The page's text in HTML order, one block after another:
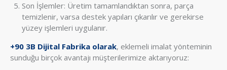
Son İşlemler: Üretim tamamlandıktan sonra, parça
temizlenir, varsa destek yapıları çıkarılır ve gerekirse
yüzey işlemleri uygulanır.
+90 3B Dijital Fabrika olarak, eklemeli imalat yönteminin
sunduğu birçok avantajı müşterilerimize aktarıyoruz: